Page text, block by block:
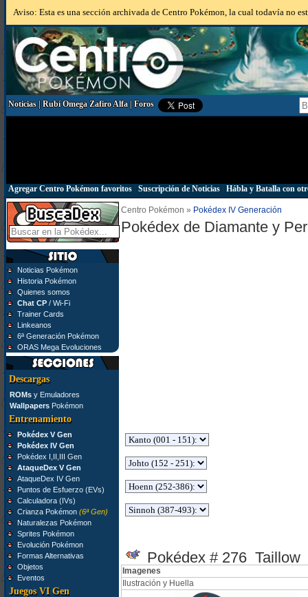
Aviso: Esta es una sección archivada de Centro Pokémon, la cual todavía no
Noticias|Rubí Omega Zafiro Alfa|Foros
Agregar Centro Pokémon favoritos| Suscripción de Noticias| Hábla y Batalla con
Noticias Pokémon
Historia Pokémon
Quienes somos
Chat CP/ Wi-Fi
Trainer Cards
Linkeanos
6ª Generación Pokémon
ORAS Mega Evoluciones
Descargas
ROMsy Emuladores
WallpapersPokémon
Entrenamiento
Pokédex V Gen
Pokédex IV Gen
Pokédex I,II,III Gen
AtaqueDex V Gen
AtaqueDex IV Gen
Puntos de Esfuerzo (EVs)
Calculadora (IVs)
Crianza Pokémon (6ª Gen)
Naturalezas Pokémon
Sprites Pokémon
Evolución Pokémon
Formas Alternativas
Objetos
Eventos
Juegos VI Gen
Centro Pokémon » Pokédex IV Generación
Pokédex de Diamante y
Pokédex # 276 Taillow
Imagenes
Ilustración y Huella